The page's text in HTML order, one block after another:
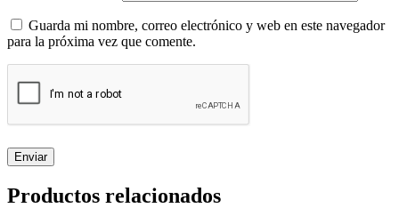
Guarda mi nombre, correo electrónico y web en este navegador
para la próxima vez que comente.
Productos relacionados